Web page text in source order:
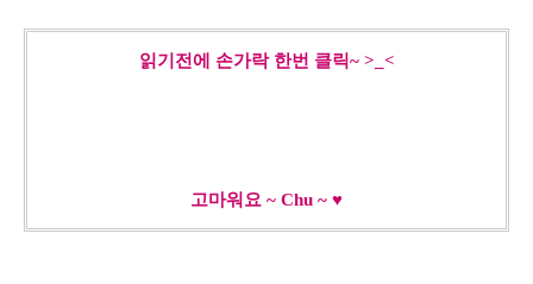
읽기전에 손가락 한번 클릭~ >_<
고마워요 ~ Chu ~ ♥